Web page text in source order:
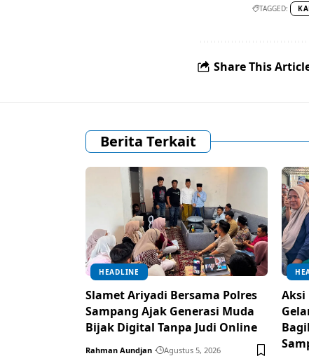
TAGGED:
Share This
Berita Terkait
HEADLINE
Slamet Ariyadi Bersama Polres
Sampang Ajak Generasi Muda
Bijak Digital Tanpa Judi Online
Rahman Aundjan Agustus 5, 2026
Aksi